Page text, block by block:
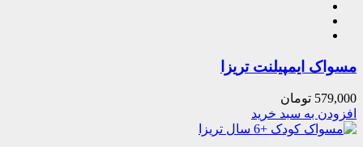
مسواک ایمپیلنت تریزا
579,000 تومان
افزودن به سبد خرید